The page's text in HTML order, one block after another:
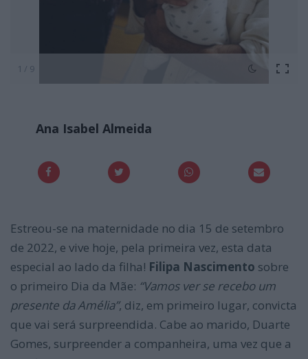
1 / 9
Ana Isabel Almeida
Estreou-se na maternidade no dia 15 de setembro
de 2022, e vive hoje, pela primeira vez, esta data
especial ao lado da filha! Filipa Nascimento sobre
o primeiro Dia da Mãe: “Vamos ver se recebo um
presente da Amélia”, diz, em primeiro lugar, convicta
que vai será surpreendida. Cabe ao marido, Duarte
Gomes, surpreender a companheira, uma vez que a